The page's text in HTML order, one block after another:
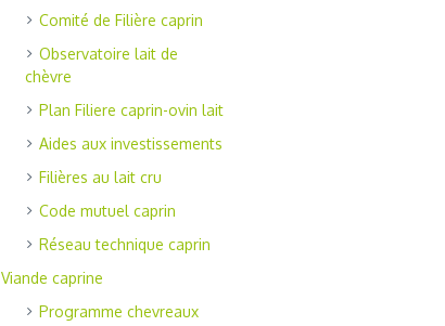
Comité de Filière caprin
Observatoire lait de
chèvre
Plan Filiere caprin-ovin lait
Aides aux investissements
Filières au lait cru
Code mutuel caprin
Réseau technique caprin
Viande caprine
Programme chevreaux